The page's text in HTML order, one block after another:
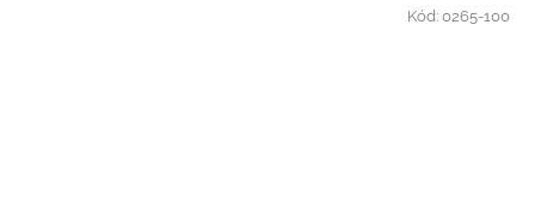
Kód:0265-100